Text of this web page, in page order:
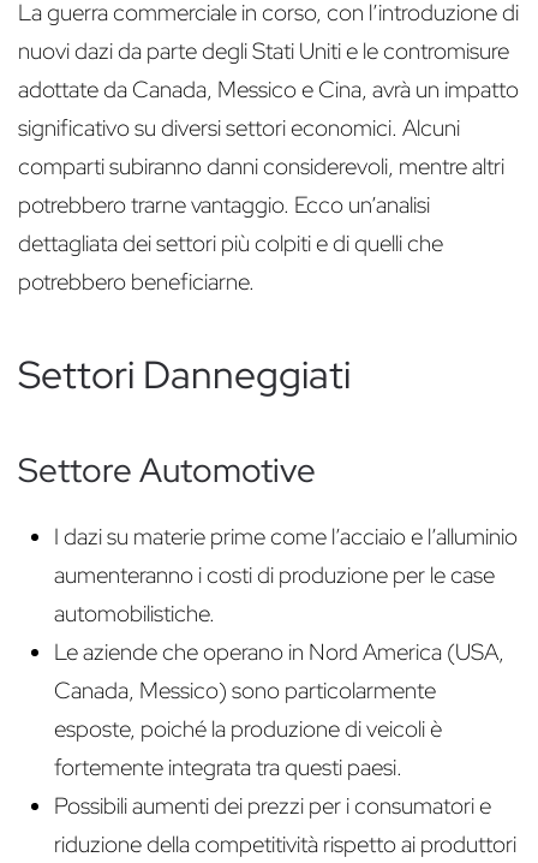
La guerra commerciale in corso, con l’introduzione di
nuovi dazi da parte degli Stati Uniti e le contromisure
adottate da Canada, Messico e Cina, avrà un impatto
significativo su diversi settori economici. Alcuni
comparti subiranno danni considerevoli, mentre altri
potrebbero trarne vantaggio. Ecco un’analisi
dettagliata dei settori più colpiti e di quelli che
potrebbero beneficiarne.
Settori Danneggiati
Settore Automotive
I dazi su materie prime come l’acciaio e l’alluminio
aumenteranno i costi di produzione per le case
automobilistiche.
Le aziende che operano in Nord America (USA,
Canada, Messico) sono particolarmente
esposte, poiché la produzione di veicoli è
fortemente integrata tra questi paesi.
Possibili aumenti dei prezzi per i consumatori e
riduzione della competitività rispetto ai produttori